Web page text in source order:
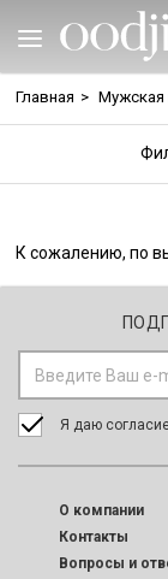
Главная > Мужская
К сожалению, по
Я даю
O компании
Контакты
Вопросы и